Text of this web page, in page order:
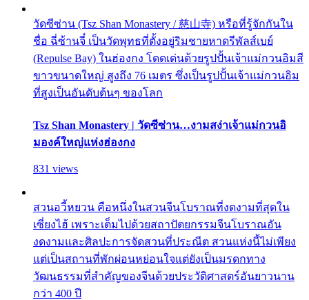
วัดซีซ่าน (Tsz Shan Monastery / 慈山寺) หรือที่รู้จักกันใน
ชื่อ ฉี่ซ้านจี๋ เป็นวัดพุทธที่ตั้งอยู่ริมชายหาดรีพัลส์เบย์
(Repulse Bay) ในฮ่องกง โดดเด่นด้วยรูปปั้นเจ้าแม่กวนอิมสี
ขาวขนาดใหญ่ สูงถึง 76 เมตร ซึ่งเป็นรูปปั้นเจ้าแม่กวนอิม
ที่สูงเป็นอันดับต้นๆ ของโลก
Tsz Shan Monastery | วัดซีซ่าน…งามสง่าเจ้าแม่กวนอิ
มองค์ใหญ่แห่งฮ่องกง
831 views
สวนอวี้หยวน คือหนึ่งในสวนจีนโบราณที่งดงามที่สุดใน
เซี่ยงไฮ้ เพราะเต็มไปด้วยสถาปัตยกรรมจีนโบราณอัน
งดงามและศิลปะการจัดสวนที่ประณีต สวนแห่งนี้ไม่เพียง
แต่เป็นสถานที่พักผ่อนหย่อนใจแต่ยังเป็นมรดกทาง
วัฒนธรรมที่สำคัญของจีนด้วยประวัติศาสตร์อันยาวนาน
กว่า 400 ปี